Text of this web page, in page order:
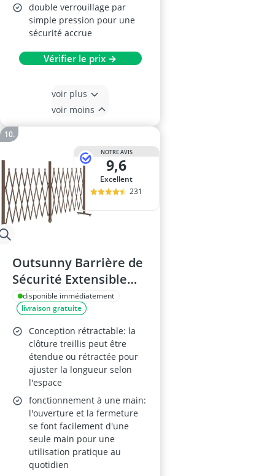
double verrouillage par
simple pression pour une
sécurité accrue
Vérifier le prix →
voir plus
voir moins
NOTRE AVIS
9,6
Excellent
231
Outsunny Barrière de
Sécurité Extensible
avec Roulette 405L x
31L x 104H cm
Aluminium Chocolat
disponible immédiatement
livraison gratuite
Conception rétractable: la
clôture treillis peut être
étendue ou rétractée pour
ajuster la longueur selon
l'espace
fonctionnement à une main:
l'ouverture et la fermeture
se font facilement d'une
seule main pour une
utilisation pratique au
quotidien